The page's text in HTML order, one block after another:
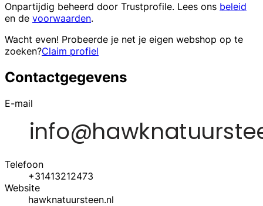
Onpartijdig beheerd door Trustprofile. Lees ons beleid
en de voorwaarden.
Wacht even! Probeerde je net je eigen webshop op te
zoeken?Claim profiel
Contactgegevens
E-mail
Telefoon
+31413212473
Website
hawknatuursteen.nl